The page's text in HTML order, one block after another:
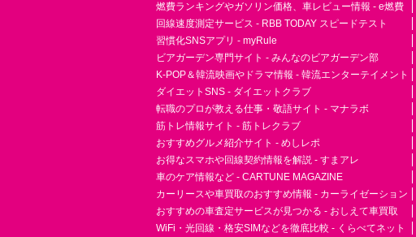
燃費ランキングやガソリン価格、車レビュー情報 - e燃費
回線速度測定サービス - RBB TODAY スピードテスト
習慣化SNSアプリ - myRule
ビアガーデン専門サイト - みんなのビアガーデン部
K-POP＆韓流映画やドラマ情報 - 韓流エンターテイメント
ダイエットSNS - ダイエットクラブ
転職のプロが教える仕事・敬語サイト - マナラボ
筋トレ情報サイト - 筋トレクラブ
おすすめグルメ紹介サイト - めしレポ
お得なスマホや回線契約情報を解説 - すまアレ
車のケア情報など - CARTUNE MAGAZINE
カーリースや車買取のおすすめ情報 - カーライゼーション
おすすめの車査定サービスが見つかる - おしえて車買取
WiFi・光回線・格安SIMなどを徹底比較 - くらべてネット